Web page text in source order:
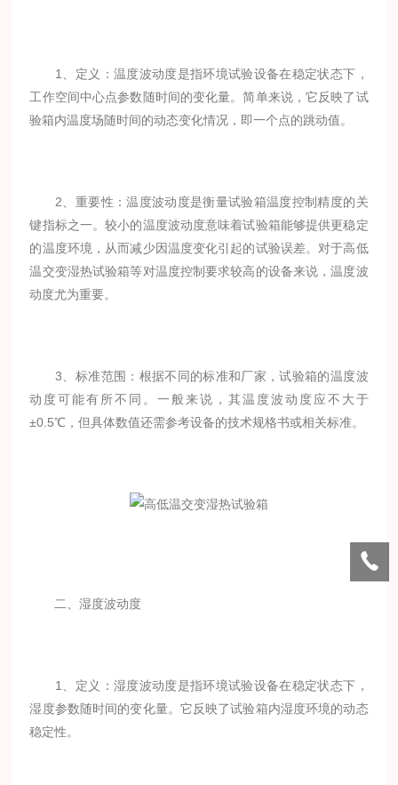
1、定义：温度波动度是指环境试验设备在稳定状态下，
工作空间中心点参数随时间的变化量。简单来说，它反映了试
验箱内温度场随时间的动态变化情况，即一个点的跳动值。
2、重要性：温度波动度是衡量试验箱温度控制精度的关
键指标之一。较小的温度波动度意味着试验箱能够提供更稳定
的温度环境，从而减少因温度变化引起的试验误差。对于高低
温交变湿热试验箱等对温度控制要求较高的设备来说，温度波
动度尤为重要。
3、标准范围：根据不同的标准和厂家，试验箱的温度波
动度可能有所不同。一般来说，其温度波动度应不大于
±0.5℃，但具体数值还需参考设备的技术规格书或相关标准。
二、湿度波动度
1、定义：湿度波动度是指环境试验设备在稳定状态下，
湿度参数随时间的变化量。它反映了试验箱内湿度环境的动态
稳定性。